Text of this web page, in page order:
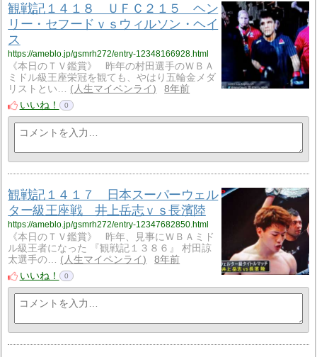
観戦記１４１８ ＵＦＣ２１５ ヘン
リー・セフードｖｓウィルソン・ヘイ
ス
https://ameblo.jp/gsmrh272/entry-12348166928.html
《本日のＴＶ鑑賞》 昨年の村田選手のＷＢＡ
ミドル級王座栄冠を観ても、やはり五輪金メダ
リストとい…
人生マイペンライ
8年前
いいね！
0
観戦記１４１７ 日本スーパーウェル
ター級王座戦 井上岳志ｖｓ長濱陸
https://ameblo.jp/gsmrh272/entry-12347682850.html
《本日のＴＶ鑑賞》 昨年、見事にＷＢＡミド
ル級王者になった 『観戦記１３８６』 村田諒
太選手の…
人生マイペンライ
8年前
いいね！
0